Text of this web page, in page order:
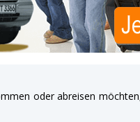
oder abreisen